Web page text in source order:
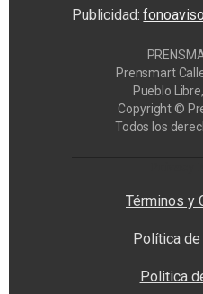
Publicidad:
Prensmart
Pueblo
Copyright ©
Todos los
Términos y
Política
Politica